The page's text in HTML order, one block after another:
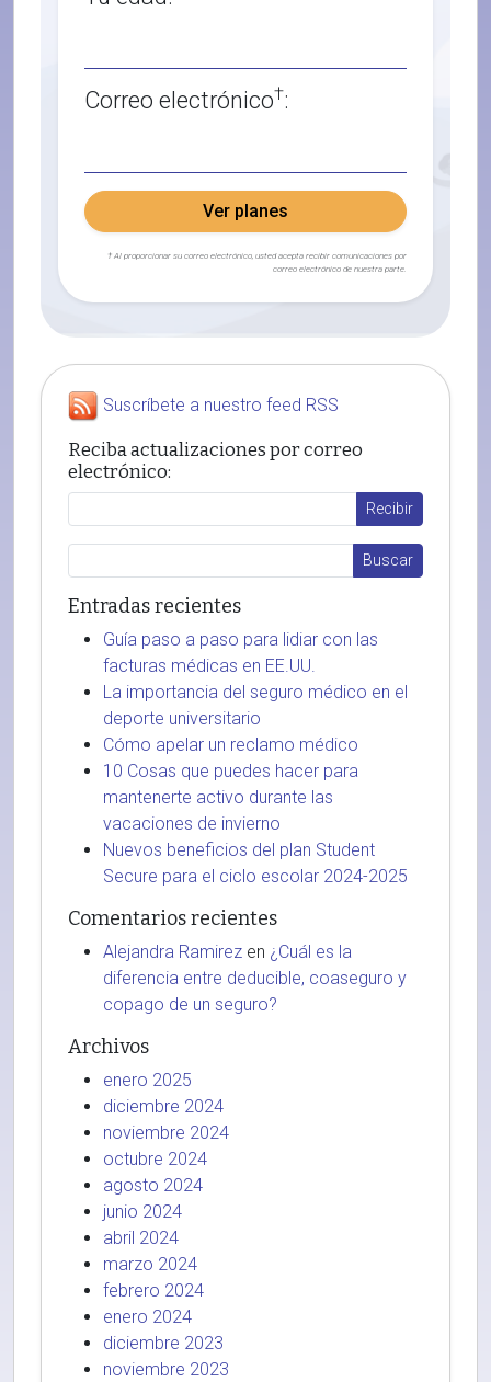
Correo electrónico†:
Ver planes
† Al proporcionar su correo electrónico, usted acepta recibir comunicaciones por
correo electrónico de nuestra parte.
Suscríbete a nuestro feed RSS
Reciba actualizaciones por correo
electrónico:
Entradas recientes
Guía paso a paso para lidiar con las
facturas médicas en EE.UU.
La importancia del seguro médico en el
deporte universitario
Cómo apelar un reclamo médico
10 Cosas que puedes hacer para
mantenerte activo durante las
vacaciones de invierno
Nuevos beneficios del plan Student
Secure para el ciclo escolar 2024-2025
Comentarios recientes
Alejandra Ramirez en ¿Cuál es la
diferencia entre deducible, coaseguro y
copago de un seguro?
Archivos
enero 2025
diciembre 2024
noviembre 2024
octubre 2024
agosto 2024
junio 2024
abril 2024
marzo 2024
febrero 2024
enero 2024
diciembre 2023
noviembre 2023